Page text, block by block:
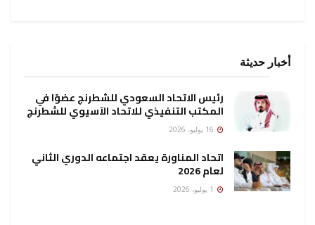
أخبار حديثة
رئيس الاتحاد السعودي للشطرنج عضوًا في
المكتب التنفيذي للاتحاد الآسيوي للشطرنج
اتحاد المناورة يعقد اجتماعه الدوري الثاني
لعام 2026